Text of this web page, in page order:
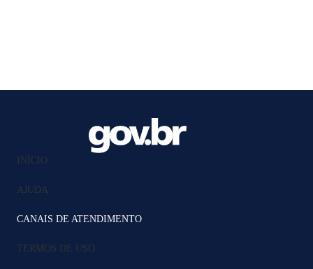
INÍCIO
AJUDA
CANAIS DE ATENDIMENTO
TERMOS DE USO